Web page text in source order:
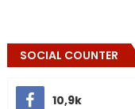
SOCIAL COUNTER
10,9k